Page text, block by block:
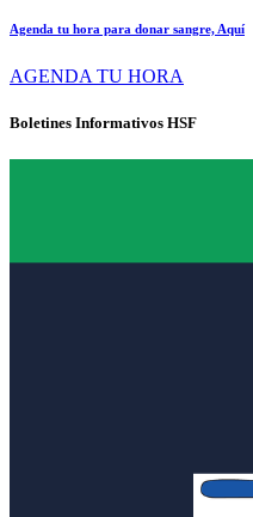
Agenda tu hora para donar sangre, Aquí
AGENDA TU HORA
Boletines Informativos HSF